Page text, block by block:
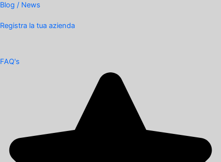
Blog / News
Registra la tua azienda
FAQ's